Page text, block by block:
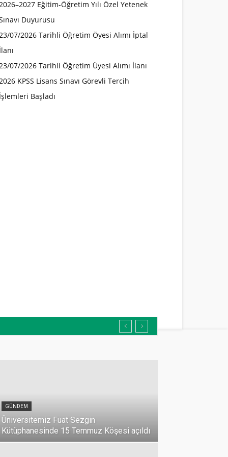
Eğitim-Öğretim Yılı Özel Yetenek
Duyurusu
07/2026 Tarihli Öğretim Öyesi Alımı İptal
İlanı
07/2026 Tarihli Öğretim Üyesi Alımı İlanı
KPSS Lisans Sınavı Görevli Tercih
İşlemleri Başladı
GÜNDEM
Üniversitemiz Fuat Sezgin
Kütüphanesinde 15 Temmuz Köşesi açıldı